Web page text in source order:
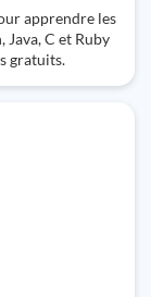
apprendre les
C et Ruby
gratuits.